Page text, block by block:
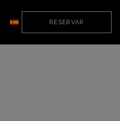
RESERVAR